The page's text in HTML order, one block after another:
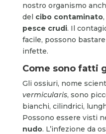
nostro organismo
del cibo contaminato
pesce crudi. Il
facile, possono
infette.
Come sono fatti
Gli ossiuri, nome
vermicularis, sono
bianchi, cilindrici,
Possono essere visti
nudo. L’infezione da